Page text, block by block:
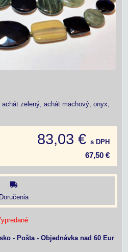
achát zelený, achát machový, onyx,
83,03 € s DPH
67,50 €
Doručenia
- Pošta - Objednávka nad 60 Eur